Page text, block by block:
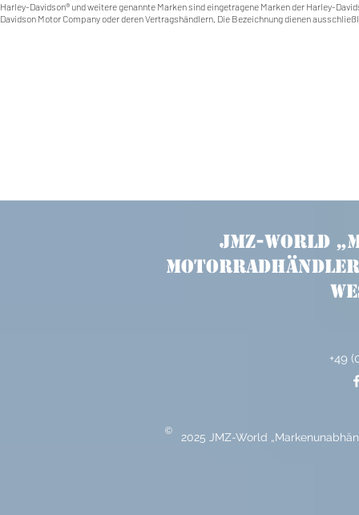
Harley-Davidson® und weitere genannte Marken sind eingetragene Marken der Harley-
Davidson Motor Company oder deren Vertragshändlern. Die Bezeichnung dienen
JMZ-World
+49
2025 JMZ-World
©